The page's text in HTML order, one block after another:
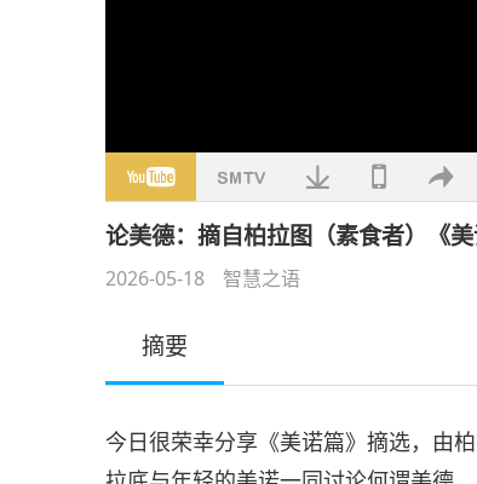
论美德：摘自柏拉图（素食者）《
2026-05-18 智慧之语
摘要
今日很荣幸分享《美诺篇》摘选，由